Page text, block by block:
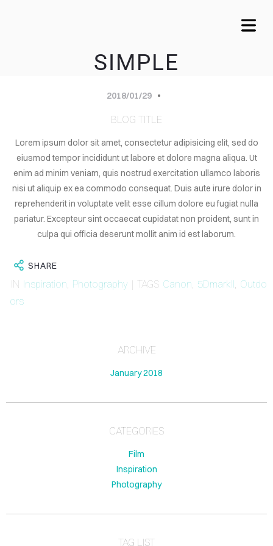
SIMPLE
2018/01/29
BLOG TITLE
Lorem ipsum dolor sit amet, consectetur adipisicing elit, sed do
eiusmod tempor incididunt ut labore et dolore magna aliqua. Ut
enim ad minim veniam, quis nostrud exercitation ullamco laboris
nisi ut aliquip ex ea commodo consequat. Duis aute irure dolor in
reprehenderit in voluptate velit esse cillum dolore eu fugiat nulla
pariatur. Excepteur sint occaecat cupidatat non proident, sunt in
culpa qui officia deserunt mollit anim id est laborum.
SHARE
IN Inspiration, Photography | TAGS Canon, 5DmarkII, Outdo
ors
ARCHIVE
January 2018
CATEGORIES
Film
Inspiration
Photography
TAG LIST